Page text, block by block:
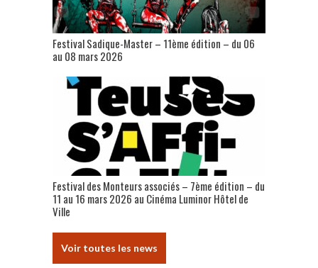
Festival Sadique-Master – 11ème édition – du 06
au 08 mars 2026
Festival des Monteurs associés – 7ème édition – du
11 au 16 mars 2026 au Cinéma Luminor Hôtel de
Ville
Voir toutes les news